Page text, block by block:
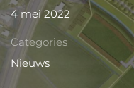
4 mei 2022
Categories
Nieuws